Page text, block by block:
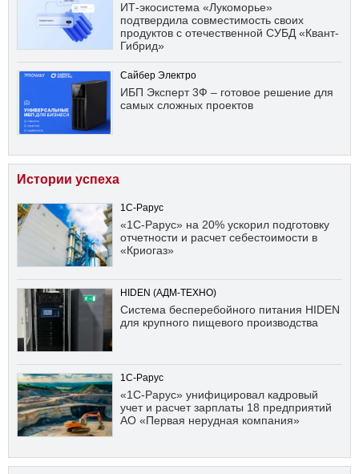
ИТ-экосистема «Лукоморье»
подтвердила совместимость своих
продуктов с отечественной СУБД «Квант-
Гибрид»
Сайбер Электро
ИБП Эксперт 3Ф – готовое решение для
самых сложных проектов
Истории успеха
1С-Рарус
«1С-Рарус» на 20% ускорил подготовку
отчетности и расчет себестоимости в
«Криогаз»
HIDEN (АДМ-ТЕХНО)
Система бесперебойного питания HIDEN
для крупного пищевого производства
1С-Рарус
«1С-Рарус» унифицировал кадровый
учет и расчет зарплаты 18 предприятий
АО «Первая нерудная компания»